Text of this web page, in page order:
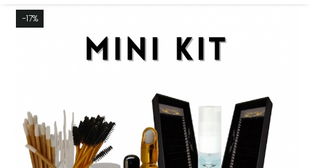
Individuale - 6 linii
-17%